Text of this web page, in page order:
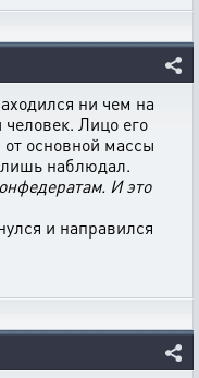
ни чем на
Лицо его
основной массы
наблюдал.
И это
и направился